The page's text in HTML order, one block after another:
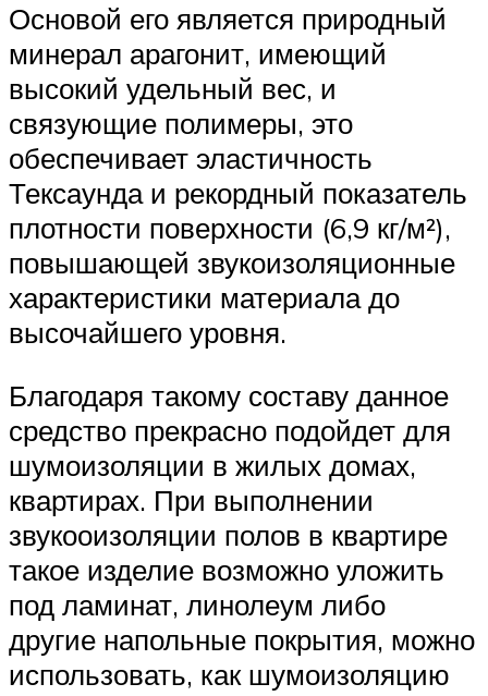
Основой его является природный
минерал арагонит, имеющий
высокий удельный вес, и
связующие полимеры, это
обеспечивает эластичность
Тексаунда и рекордный показатель
плотности поверхности (6,9 кг/м²),
повышающей звукоизоляционные
характеристики материала до
высочайшего уровня.
Благодаря такому составу данное
средство прекрасно подойдет для
шумоизоляции в жилых домах,
квартирах. При выполнении
звукооизоляции полов в квартире
такое изделие возможно уложить
под ламинат, линолеум либо
другие напольные покрытия, можно
использовать, как шумоизоляцию